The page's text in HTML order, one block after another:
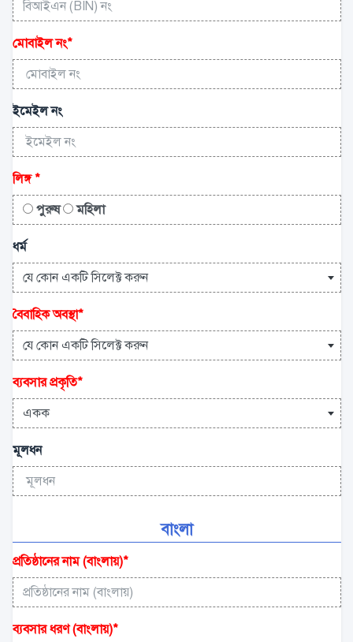
মোবাইল নং*
ইমেইল নং
লিঙ্গ*
পুরুষ
মহিলা
ধর্ম
যে কোন একটি সিলেক্ট করুন
বৈবাহিক অবস্থা*
যে কোন একটি সিলেক্ট করুন
ব্যবসার প্রকৃতি*
একক
মূলধন
বাংলা
প্রতিষ্ঠানের নাম (বাংলায়)*
ব্যবসার ধরণ (বাংলায়)*